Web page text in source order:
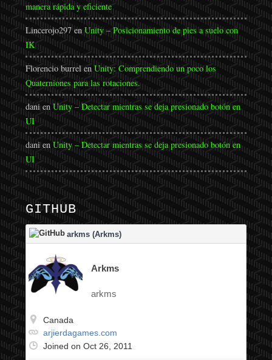
manera rápida y eficiente
Lincerojo297enUnity – Posicionamiento de pies a suelo con
IK
Florencio burrelenUnity: Comprendiendo un poco los
Quaterniones para las rotaciones.
danienUnity – Detectar mientras se deja presionado botón en
UI
danienUnity – Detectar mientras se deja presionado botón en
UI
GITHUB
arkms (Arkms)
Arkms
arkms
Canada
arjierdagames.com
Joined on Oct 26, 2011